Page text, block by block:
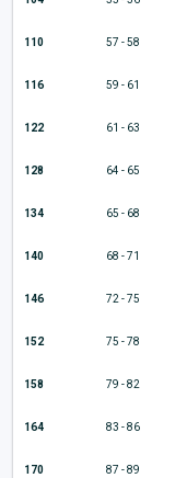
110 57 - 58
116 59 - 61
122 61 - 63
128 64 - 65
134 65 - 68
140 68 - 71
146 72 - 75
152 75 - 78
158 79 - 82
164 83 - 86
170 87 - 89